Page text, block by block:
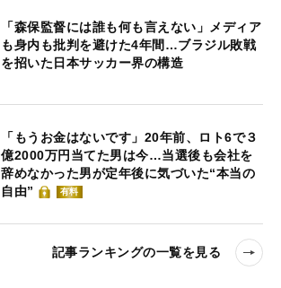
「森保監督には誰も何も言えない」メディア
も身内も批判を避けた4年間…ブラジル敗戦
を招いた日本サッカー界の構造
「もうお金はないです」20年前、ロト6で３
億2000万円当てた男は今…当選後も会社を
辞めなかった男が定年後に気づいた“本当の
自由”
有料
記事ランキングの一覧を見る